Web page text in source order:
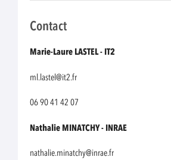
Contact
Marie-Laure LASTEL - IT2
ml.lastel@it2.fr
06 90 41 42 07
Nathalie MINATCHY - INRAE
nathalie.minatchy@inrae.fr